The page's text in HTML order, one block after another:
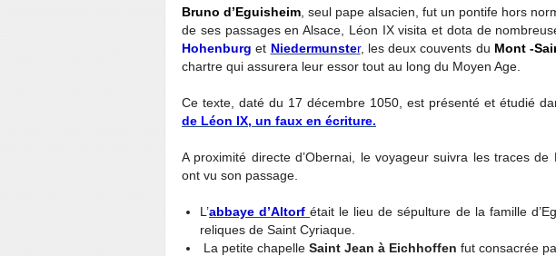
Bruno d’Eguisheim , seul pape alsacien, fut un pontife hors
de ses passages en Alsace, Léon IX visita et dota de
Hohenburg et Niedermunster, les deux couvents du Mont -
chartre qui assurera leur essor tout au long du Moyen Age.
Ce texte, daté du 17 décembre 1050, est présenté et étudié
de Léon IX, un faux en écriture.
A proximité directe d’Obernai, le voyageur suivra les traces
ont vu son passage.
L’abbaye d’Altorf était le lieu de sépulture de la famille
reliques de Saint Cyriaque.
La petite chapelle Saint Jean à Eichhoffen fut consacrée